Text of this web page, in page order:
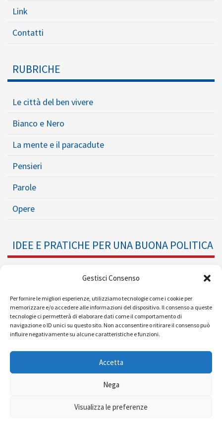
Gestisci Consenso
Per fornire le migliori esperienze, utilizziamo tecnologie come i cookie per
memorizzare e/o accedere alle informazioni del dispositivo. Il consenso a queste
tecnologie ci permetterà di elaborare dati come il comportamento di
navigazione o ID unici su questo sito. Non acconsentire o ritirare il consenso può
influire negativamente su alcune caratteristiche e funzioni.
Accetta
Nega
Visualizza le preferenze
Link
Contatti
RUBRICHE
Le città del ben vivere
Bianco e Nero
La mente e il paracadute
Pensieri
Parole
Opere
IDEE E PRATICHE PER UNA BUONA POLITICA
Formazione Politica
Eventi